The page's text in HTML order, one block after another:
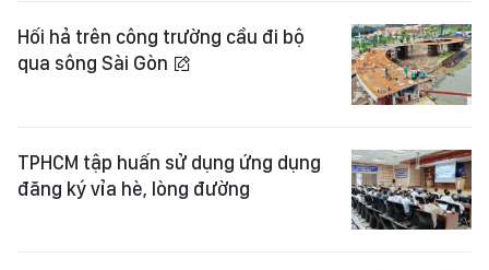
Hối hả trên công trường cầu đi bộ
qua sông Sài Gòn
TPHCM tập huấn sử dụng ứng dụng
đăng ký vỉa hè, lòng đường